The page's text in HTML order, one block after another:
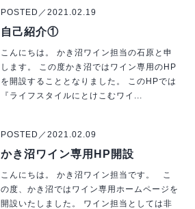
POSTED／2021.02.19
自己紹介①
こんにちは。 かき沼ワイン担当の石原と申
します。 この度かき沼ではワイン専用のHP
を開設することとなりました。 このHPでは
『ライフスタイルにとけこむワイ...
POSTED／2021.02.09
かき沼ワイン専用HP開設
こんにちは。 かき沼ワイン担当です。 こ
の度、かき沼ではワイン専用ホームページを
開設いたしました。 ワイン担当としては非